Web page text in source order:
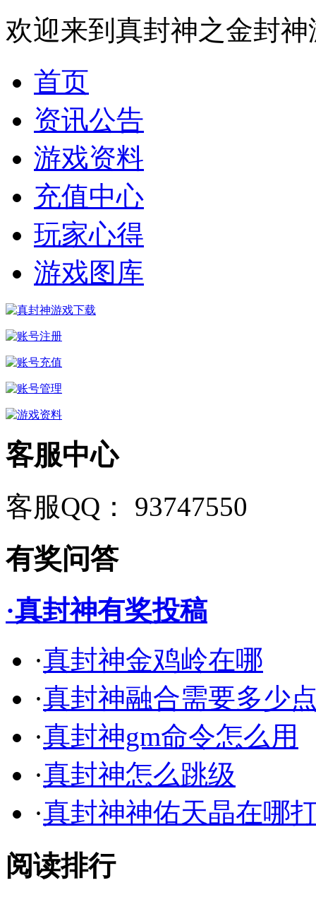
欢迎来到真封神之金封
首页
资讯公告
游戏资料
充值中心
玩家心得
游戏图库
客服中心
客服QQ： 93747550
有奖问答
·真封神有奖投稿
·真封神金鸡岭在哪
·真封神融合需要多少
·真封神gm命令怎么用
·真封神怎么跳级
·真封神神佑天晶在哪
阅读排行